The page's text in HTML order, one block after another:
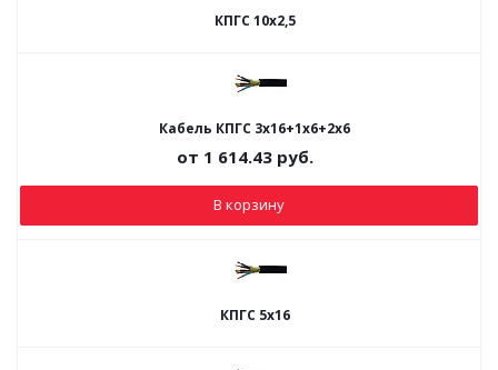
КПГС 10х2,5
Кабель КПГС 3х16+1х6+2х6
от 1 614.43 руб.
В корзину
КПГС 5х16